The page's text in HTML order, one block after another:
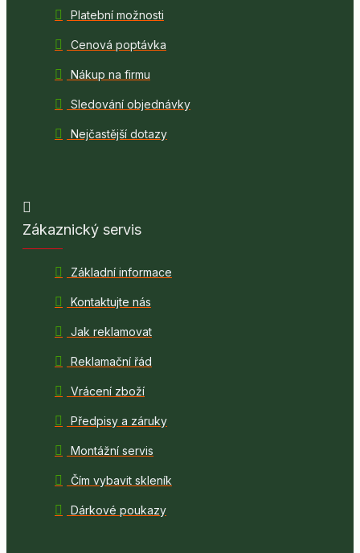
Platební možnosti
Cenová poptávka
Nákup na firmu
Sledování objednávky
Nejčastější dotazy
Zákaznický servis
Základní informace
Kontaktujte nás
Jak reklamovat
Reklamační řád
Vrácení zboží
Předpisy a záruky
Montážní servis
Čím vybavit skleník
Dárkové poukazy